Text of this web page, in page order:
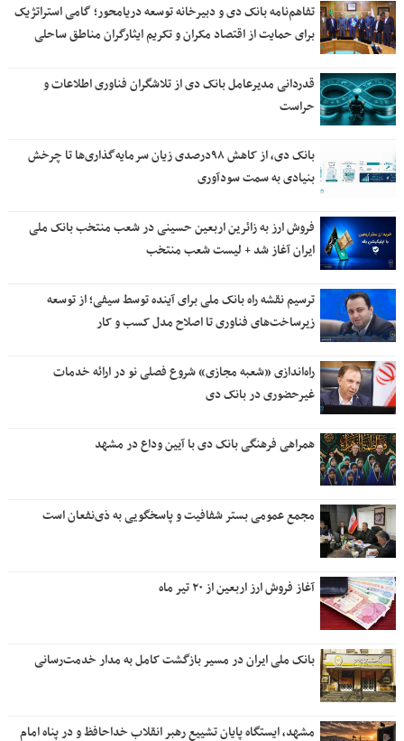
تفاهم‌نامه بانک دی و دبیرخانه توسعه دریامحور؛ گامی استراتژیک
برای حمایت از اقتصاد مکران و تکریم ایثارگران مناطق ساحلی
قدردانی مدیرعامل بانک دی از تلاشگران فناوری اطلاعات و
حراست
بانک دی، از کاهش ۹۸درصدی زیان سرمایه‌گذاری‌ها تا چرخش
بنیادی به سمت سودآوری
فروش ارز به زائرین اربعین حسینی در شعب منتخب بانک ملی
ایران آغاز شد + لیست شعب منتخب
ترسیم نقشه راه بانک ملی برای آینده توسط سیفی؛ از توسعه
زیرساخت‌های فناوری تا اصلاح مدل کسب و کار
راه‌اندازی «شعبه مجازی» شروع فصلی نو در ارائه خدمات
غیرحضوری در بانک دی
همراهی فرهنگی بانک دی با آیین وداع در مشهد
مجمع عمومی بستر شفافیت و پاسخگویی به ذی‌نفعان است
آغاز فروش ارز اربعین از ۲۰ تیر ماه
بانک ملی ایران در مسیر بازگشت کامل به مدار خدمت‌رسانی
مشهد، ایستگاه پایان تشییع رهبر انقلاب خداحافظ و در پناه امام